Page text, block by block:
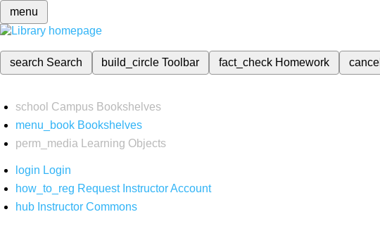
menu
search Search build_circleToolbar fact_check Homework cancel
school Campus Bookshelves
menu_book Bookshelves
perm_media
Learning Objects
login Login
how_to_reg Request Instructor Account
hub Instructor Commons